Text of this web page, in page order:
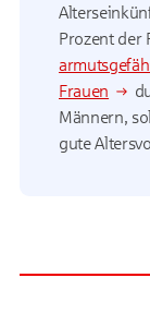
Prozent der
Frauen
Männern,
gute